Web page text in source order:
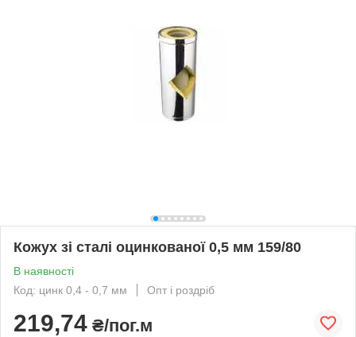
Кожух зі сталі оцинкованої 0,5 мм 159/80
В наявності
Код: цинк 0,4 - 0,7 мм
Опт і роздріб
219,74 ₴/пог.м